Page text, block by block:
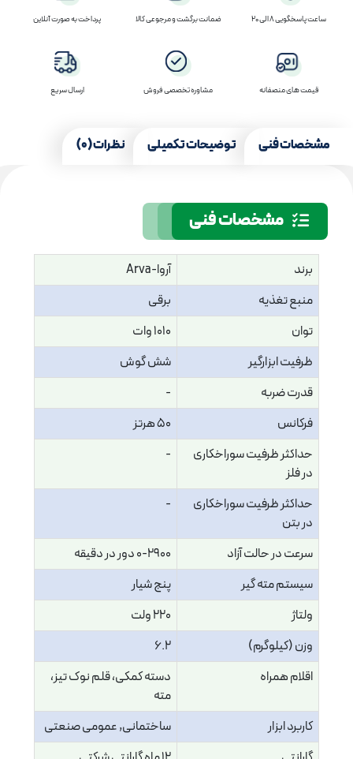
ساعت پاسخگویی 8 الی 20 ضمانت برگشت و مرجوعی کالا پرداخت به صورت آنلاین
قیمت های منصفانه مشاوره تخصصی فروش ارسال سریع
مشخصات فنی توضیحات تکمیلی نظرات (0)
مشخصات فنی
برند
آروا-Arva
منبع تغذیه
برقی
توان
1010 وات
ظرفیت ابزارگیر
شش گوش
قدرت ضربه
-
فرکانس
50 هرتز
حداکثر ظرفیت سوراخکاری
در فلز
-
حداکثر ظرفیت سوراخکاری
در بتن
-
سرعت در حالت آزاد
0-2900 دور در دقیقه
سیستم مته گیر
پنج شیار
ولتاژ
220 ولت
وزن (کیلوگرم)
6.2
اقلام همراه
دسته کمکی، قلم نوک تیز،
مته
کاربرد ابزار
ساختمانی, عمومی صنعتی